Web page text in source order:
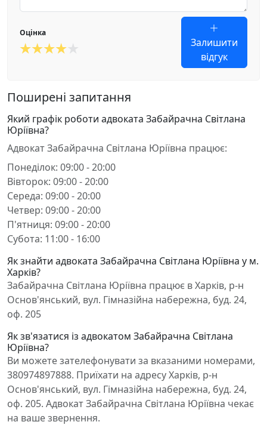
Оцінка
Залишити
відгук
Поширені запитання
Який графік роботи адвоката Забайрачна Світлана
Юріївна?
Адвокат Забайрачна Світлана Юріївна працює:
Понеділок: 09:00 - 20:00
Вівторок: 09:00 - 20:00
Середа: 09:00 - 20:00
Четвер: 09:00 - 20:00
П'ятниця: 09:00 - 20:00
Субота: 11:00 - 16:00
Як знайти адвоката Забайрачна Світлана Юріївна у м.
Харків?
Забайрачна Світлана Юріївна працює в Харків, р-н
Основ'янський, вул. Гімназійна набережна, буд. 24,
оф. 205
Як зв'язатися із адвокатом Забайрачна Світлана
Юріївна?
Ви можете зателефонувати за вказаними номерами,
380974897888. Приїхати на адресу Харків, р-н
Основ'янський, вул. Гімназійна набережна, буд. 24,
оф. 205. Адвокат Забайрачна Світлана Юріївна чекає
на ваше звернення.